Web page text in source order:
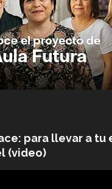
para llevar a tu
(video)